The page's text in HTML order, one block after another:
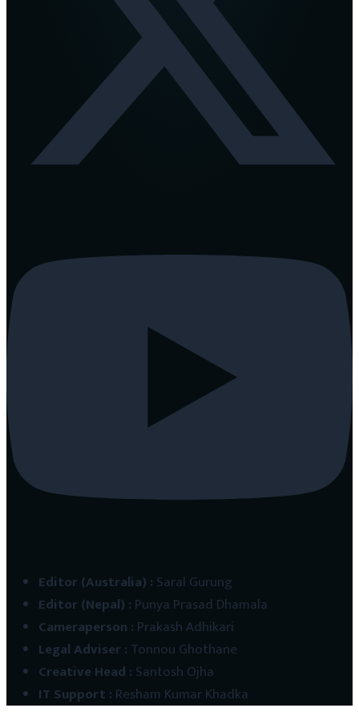
Editor (Australia) : Saral Gurung
Editor (Nepal) : Punya Prasad Dhamala
Cameraperson : Prakash Adhikari
Legal Adviser: Tonnou Ghothane
Creative Head : Santosh Ojha
IT Support : Resham Kumar Khadka